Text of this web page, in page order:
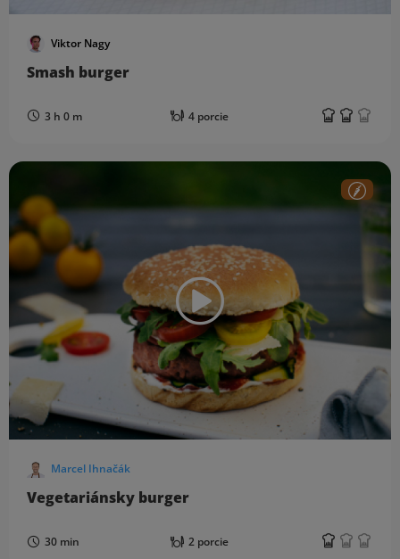
Viktor Nagy
Smash burger
3 h 0 m 4 porcie
Marcel Ihnačák
Vegetariánsky burger
30 min 2 porcie